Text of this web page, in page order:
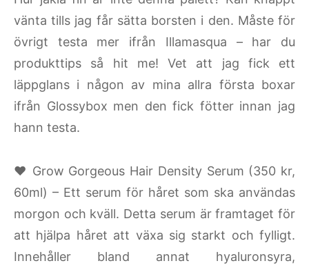
vänta tills jag får sätta borsten i den. Måste för
övrigt testa mer ifrån Illamasqua – har du
produkttips så hit me! Vet att jag fick ett
läppglans i någon av mina allra första boxar
ifrån Glossybox men den fick fötter innan jag
hann testa.
♥ Grow Gorgeous Hair Density Serum (350 kr,
60ml) – Ett serum för håret som ska användas
morgon och kväll. Detta serum är framtaget för
att hjälpa håret att växa sig starkt och fylligt.
Innehåller bland annat hyaluronsyra,